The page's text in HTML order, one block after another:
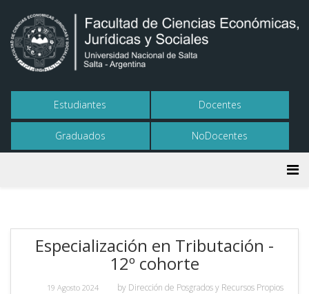
Estudiantes Docentes
Graduados NoDocentes
Especialización en Tributación -
12º cohorte
19 Agosto 2024 by Dirección de Posgrados y Recursos Propios